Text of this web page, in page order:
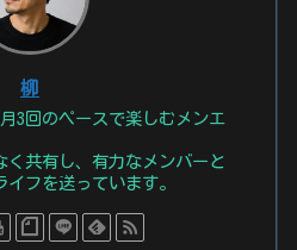
柳
3回のペースで楽しむメンエ
く共有し、有力なメンバーと
フを送っています。